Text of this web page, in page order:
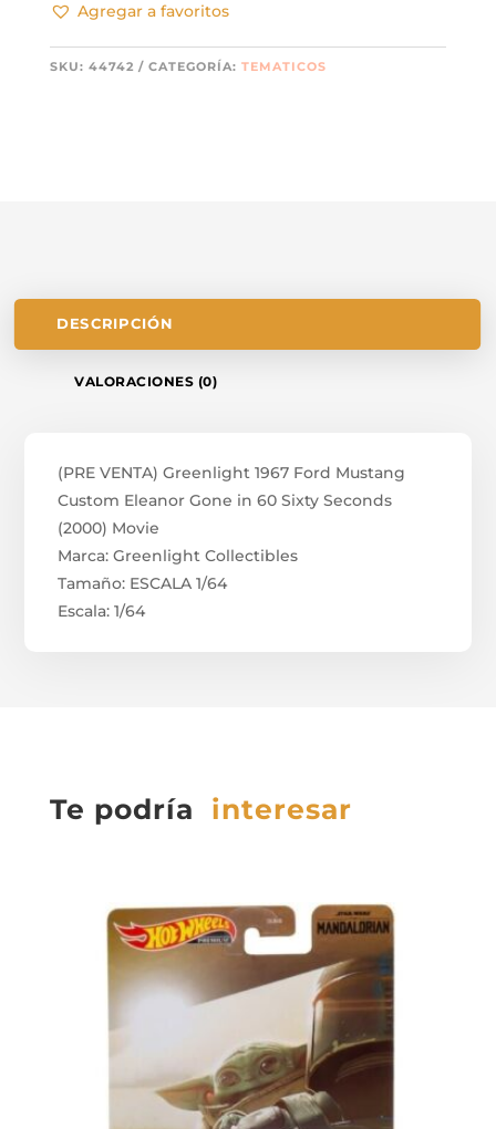
Agregar a favoritos
SKU: 44742 CATEGORÍA: TEMATICOS
DESCRIPCIÓN
VALORACIONES (0)
(PRE VENTA) Greenlight 1967 Ford Mustang
Custom Eleanor Gone in 60 Sixty Seconds
(2000) Movie
Marca: Greenlight Collectibles
Tamaño: ESCALA 1/64
Escala: 1/64
Te podría interesar